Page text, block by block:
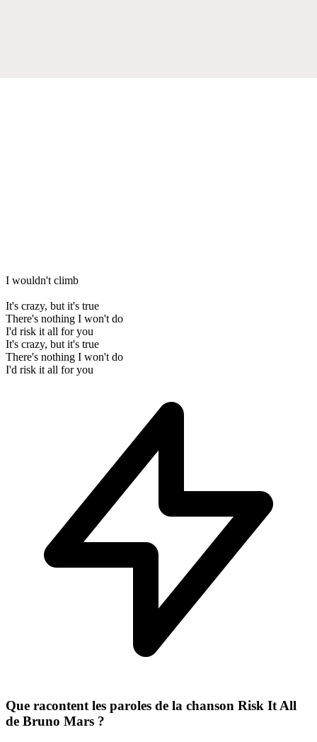
I wouldn't climb
It's crazy, but it's true
There's nothing I won't do
I'd risk it all for you
It's crazy, but it's true
There's nothing I won't do
I'd risk it all for you
Que racontent les paroles de la chanson Risk It All
de Bruno Mars ?